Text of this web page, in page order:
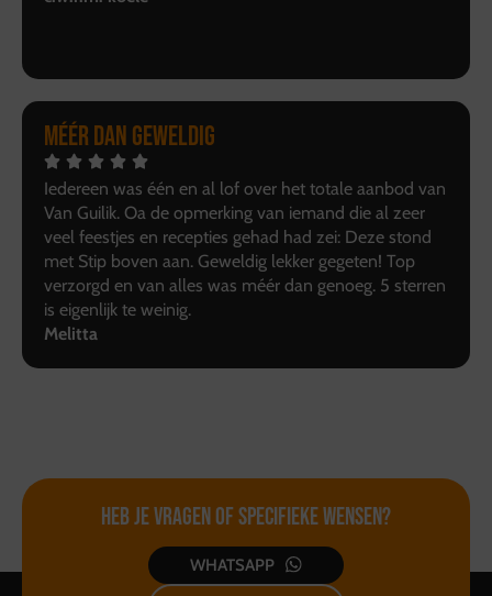
Méér dan geweldig
Iedereen was één en al lof over het totale aanbod van
Van Guilik. Oa de opmerking van iemand die al zeer
veel feestjes en recepties gehad had zei: Deze stond
met Stip boven aan. Geweldig lekker gegeten! Top
verzorgd en van alles was méér dan genoeg. 5 sterren
is eigenlijk te weinig.
Melitta
Heb je vragen ofspecifieke wensen?
WHATSAPP